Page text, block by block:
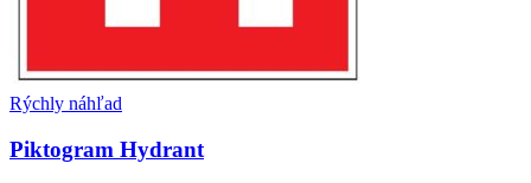
Rýchly náhľad
Piktogram Hydrant